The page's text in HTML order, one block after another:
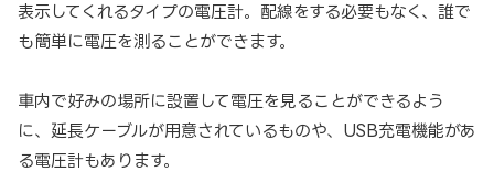
表示してくれるタイプの電圧計。配線をする必要もなく、誰で
も簡単に電圧を測ることができます。
車内で好みの場所に設置して電圧を見ることができるよう
に、延長ケーブルが用意されているものや、USB充電機能があ
る電圧計もあります。